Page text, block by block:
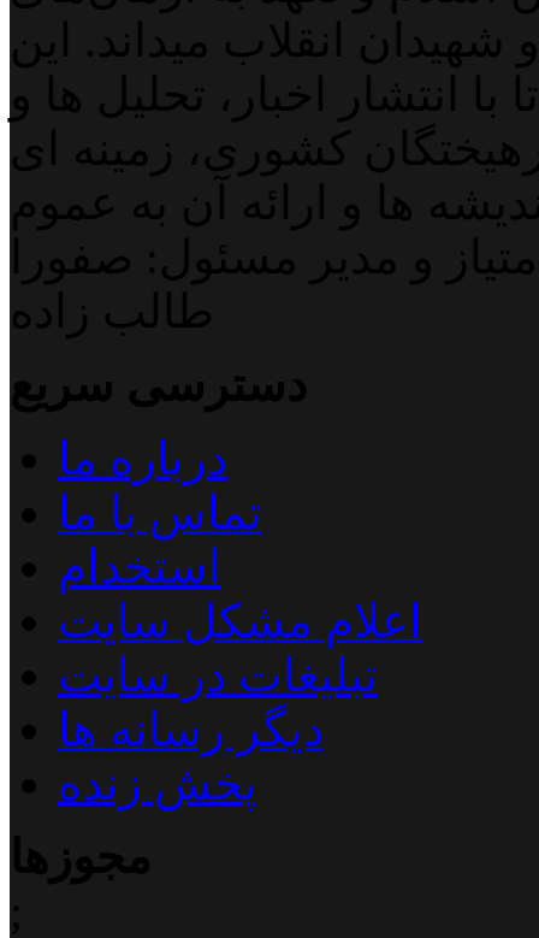
انقلاب میداند. این
انتشار اخبار، تحلیل ها و
کشوری، زمینه ای
ها و ارائه آن به عموم
و مدیر مسئول: صفورا
طالب زاده
دسترسی سریع
درباره ما
تماس با ما
استخدام
اعلام مشکل سایت
تبلیغات در سایت
دیگر رسانه ها
پخش زنده
مجوزها
;